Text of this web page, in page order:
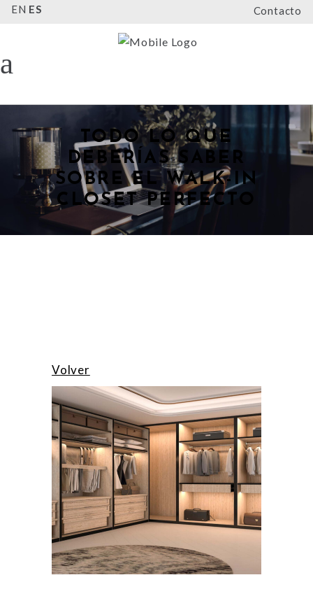
EN ES Contacto
TODO LO QUE
DEBERÍAS SABER
SOBRE EL WALK-IN
CLOSET PERFECTO
Volver